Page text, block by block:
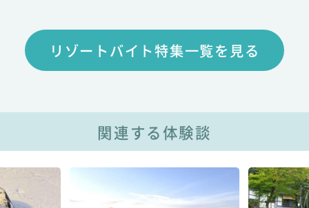
リゾートバイト特集一覧を見る
関連する体験談